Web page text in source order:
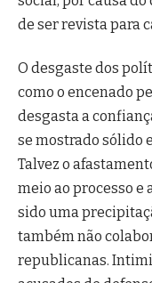
de ser revista para
O desgaste dos
como o encenado
desgasta a
se mostrado sólido
Talvez o
meio ao processo e
sido uma
também não
republicanas.